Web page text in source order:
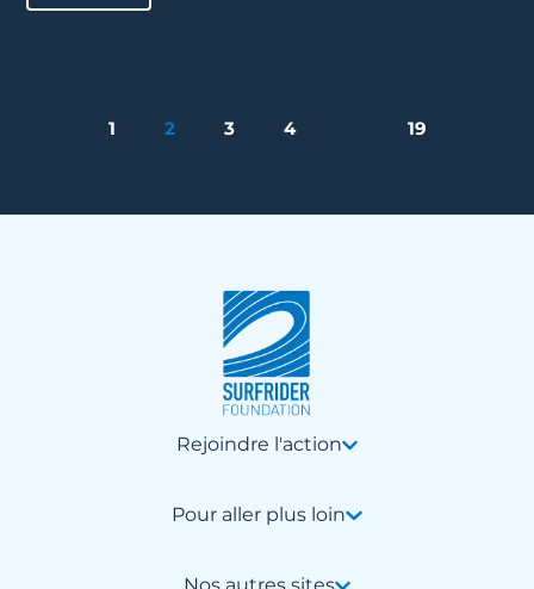
1 2 3 4 19
Rejoindre l'action
Pour aller plus loin